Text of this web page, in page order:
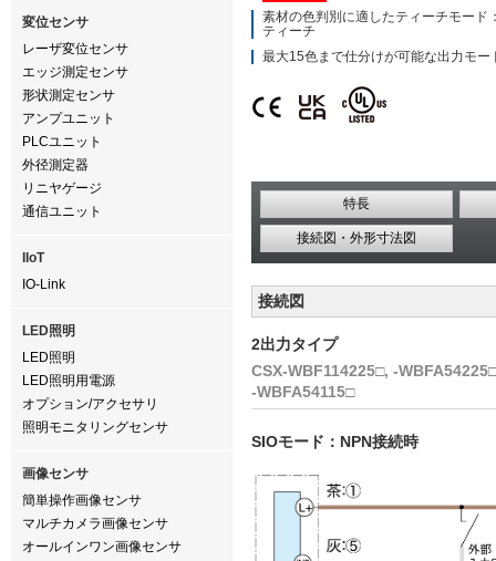
変位センサ
レーザ変位センサ
エッジ測定センサ
形状測定センサ
アンプユニット
PLCユニット
外径測定器
リニヤゲージ
通信ユニット
IIoT
IO-Link
LED照明
LED照明
LED照明用電源
オプション/アクセサリ
照明モニタリングセンサ
画像センサ
簡単操作画像センサ
マルチカメラ画像センサ
オールインワン画像センサ
素材の色判別に適したティーチモード
ティーチ
最大15色まで仕分けが可能な出力モー
特長
接続図・外形寸法図
接続図
2出力タイプ
CSX-WBF114225□, -
-WBFA54115□
SIOモード：NPN接続時